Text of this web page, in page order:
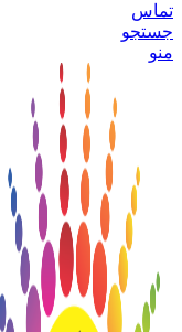
تماس
جستجو
منو